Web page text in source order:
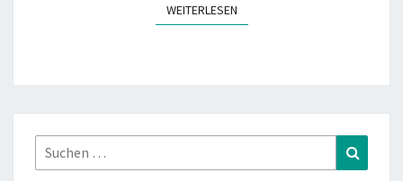
WEITERLESENWEITERLESEN
Suchen
nach: